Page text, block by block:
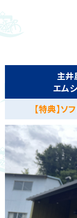
主
エム
【特典】